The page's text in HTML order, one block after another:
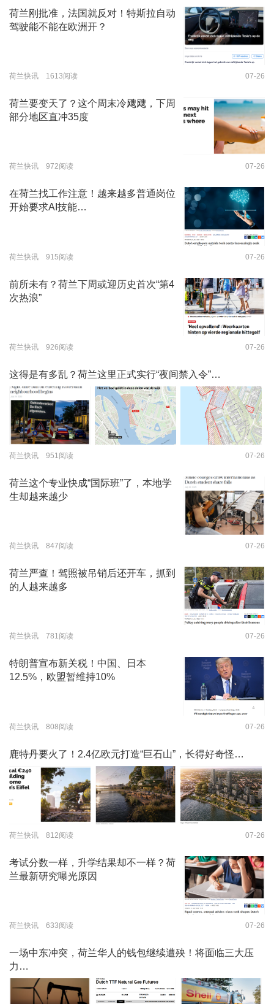
荷兰刚批准，法国就反对！特斯拉自动
驾驶能不能在欧洲开？
荷兰快讯 1613阅读 07-26
荷兰要变天了？这个周末冷飕飕，下周
部分地区直冲35度
荷兰快讯 972阅读 07-26
在荷兰找工作注意！越来越多普通岗位
开始要求AI技能…
荷兰快讯 915阅读 07-26
前所未有？荷兰下周或迎历史首次“第4
次热浪”
荷兰快讯 926阅读 07-26
这得是有多乱？荷兰这里正式实行“夜间禁入令”…
荷兰快讯 951阅读 07-26
荷兰这个专业快成“国际班”了，本地学
生却越来越少
荷兰快讯 847阅读 07-26
荷兰严查！驾照被吊销后还开车，抓到
的人越来越多
荷兰快讯 781阅读 07-26
特朗普宣布新关税！中国、日本
12.5%，欧盟暂维持10%
荷兰快讯 808阅读 07-26
鹿特丹要火了！2.4亿欧元打造“巨石山”，长得好奇怪…
荷兰快讯 812阅读 07-26
考试分数一样，升学结果却不一样？荷
兰最新研究曝光原因
荷兰快讯 633阅读 07-26
一场中东冲突，荷兰华人的钱包继续遭殃！将面临三大压
力…